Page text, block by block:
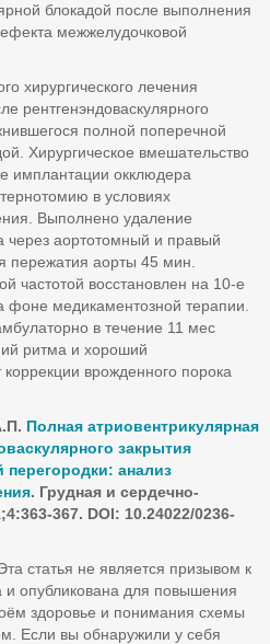
блокадой после выполнения
межжелудочковой
хирургического лечения
рентгенэндоваскулярного
полной поперечной
Хирургическое вмешательство
имплантации окклюдера
в условиях
Выполнено удаление
через аортотомный и правый
пережатия аорты 45 мин.
частотой восстановлен на 10-е
фоне медикаментозной терапии.
в течение 11 мес
ритма и хороший
врожденного порока
Полная атриовентрикулярная
закрытия
анализ
. Грудная и сердечно-
367. DOI: 10.24022/0236-
статья не является призывом к
опубликована для повышения
здоровье и понимания схемы
Если вы обнаружили у себя